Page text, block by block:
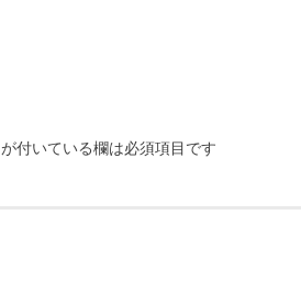
が付いている欄は必須項目です